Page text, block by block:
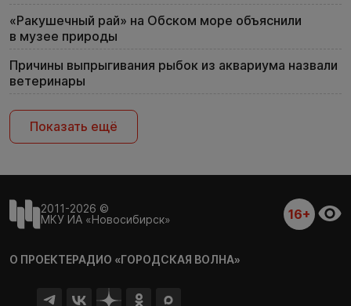
«Ракушечный рай» на Обском море объяснили
в музее природы
Причины выпрыгивания рыбок из аквариума назвали
ветеринары
Показать ещё
2011-2026 ©
МКУ ИА «Новосибирск»
16+
О ПРОЕКТЕРАДИО «ГОРОДСКАЯ ВОЛНА»